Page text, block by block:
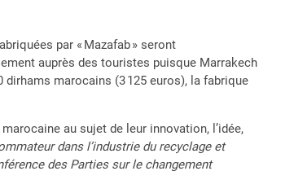
par « Mazafab » seront
auprès des touristes puisque Marrakech
marocains (3 125 euros), la fabrique
au sujet de leur innovation, l’idée,
dans l’industrie du recyclage et
des Parties sur le changement